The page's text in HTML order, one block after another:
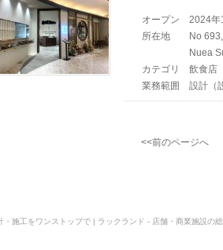
オープン
2024年
所在地
No
Nuea
カテゴリ
飲食店
業務範囲
設計（
<<前のページへ
施工をワンストップで | ラックランド - 店舗・商業施設の